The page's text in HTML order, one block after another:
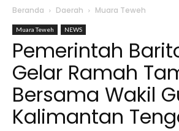
Beranda Daerah Muara Teweh
Muara Teweh NEWS
Pemerintah
Gelar Ramah
Bersama Wakil
Kalimantan